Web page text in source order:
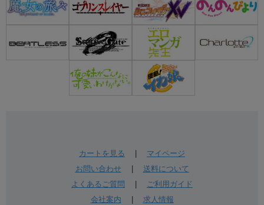
カートを見る
マイページ
お問い合わせ| 送料について
よくあるご質問
ご利用ガイド
会社案内
求人情報